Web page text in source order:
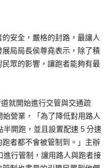
安全，嚴格的封路，最讓人
局局長侯尊堯表示，除了積
眾的影響，讓跑者能夠有最
就開始進行交管與交通疏
營業，「為了降低對用路人
半開跑，並且設置配速 5 分速
者都不會被管制到。」主辦
進行管制，讓用路人與跑者接